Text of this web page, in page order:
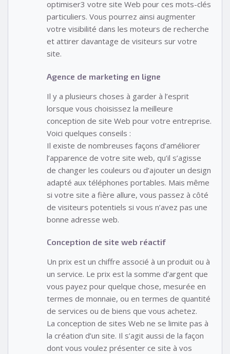
optimiser3 votre site Web pour ces mots-clés
particuliers. Vous pourrez ainsi augmenter
votre visibilité dans les moteurs de recherche
et attirer davantage de visiteurs sur votre
site.
Agence de marketing en ligne
Il y a plusieurs choses à garder à l’esprit
lorsque vous choisissez la meilleure
conception de site Web pour votre entreprise.
Voici quelques conseils :
Il existe de nombreuses façons d’améliorer
l’apparence de votre site web, qu’il s’agisse
de changer les couleurs ou d’ajouter un design
adapté aux téléphones portables. Mais même
si votre site a fière allure, vous passez à côté
de visiteurs potentiels si vous n’avez pas une
bonne adresse web.
Conception de site web réactif
Un prix est un chiffre associé à un produit ou à
un service. Le prix est la somme d’argent que
vous payez pour quelque chose, mesurée en
termes de monnaie, ou en termes de quantité
de services ou de biens que vous achetez.
La conception de sites Web ne se limite pas à
la création d’un site. Il s’agit aussi de la façon
dont vous voulez présenter ce site à vos